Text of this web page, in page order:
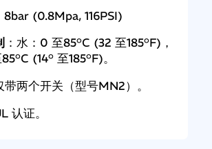
8bar (0.8Mpa, 116PSI)
：水：0 至85°C (32 至185°F)，
(14° 至185°F)。
带两个开关（型号MN2）。
认证。